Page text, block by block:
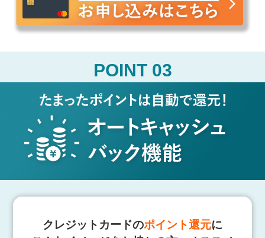
POINT 03
クレジットカードのポイント還元に